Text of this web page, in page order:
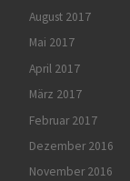
August 2017
Mai 2017
April 2017
März 2017
Februar 2017
Dezember 2016
November 2016